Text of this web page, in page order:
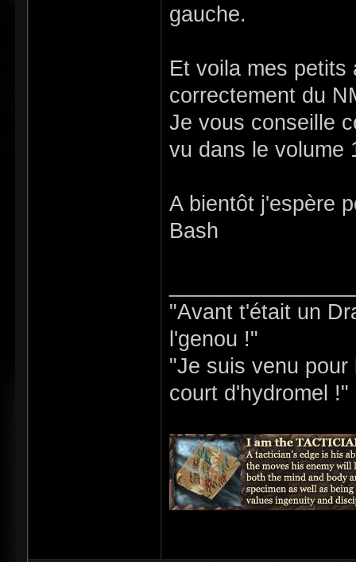
gauche.
Et voila mes petits
correctement du
Je vous conseille
vu dans le volume
A bientôt j'espère
Bash
"Avant t'était un
l'genou !"
"Je suis venu
court d'hydromel !"